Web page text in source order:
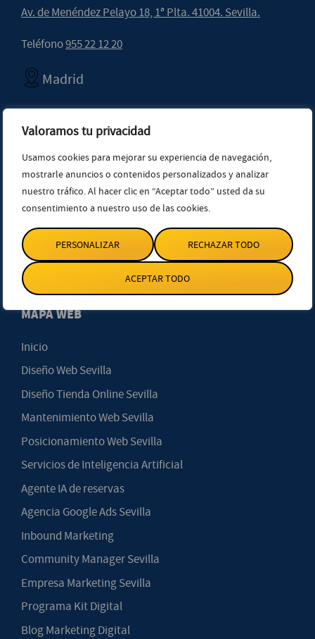
Valoramos tu privacidad
Usamos cookies para mejorar su experiencia de navegación,
mostrarle anuncios o contenidos personalizados y analizar
nuestro tráfico. Al hacer clic en “Aceptar todo” usted da su
consentimiento a nuestro uso de las cookies.
PERSONALIZAR RECHAZAR TODO
ACEPTAR TODO
Av. de Menéndez Pelayo 18, 1ª Plta. 41004. Sevilla.
Teléfono955 22 12 20
Madrid
Teléfono914 32 36 71
Móvil654 39 73 66
Whatsapp654 39 73 66
Atención al cliente: Lunes a Viernes de 8 a 15h
MAPA WEB
Inicio
Diseño Web Sevilla
Diseño Tienda Online Sevilla
Mantenimiento Web Sevilla
Posicionamiento Web Sevilla
Servicios de Inteligencia Artificial
Agente IA de reservas
Agencia Google Ads Sevilla
Inbound Marketing
Community Manager Sevilla
Empresa Marketing Sevilla
Programa Kit Digital
Blog Marketing Digital